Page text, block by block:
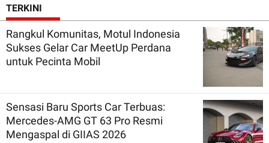
TERKINI
Rangkul Komunitas, Motul Indonesia
Sukses Gelar Car MeetUp Perdana
untuk Pecinta Mobil
Sensasi Baru Sports Car Terbuas:
Mercedes-AMG GT 63 Pro Resmi
Mengaspal di GIIAS 2026